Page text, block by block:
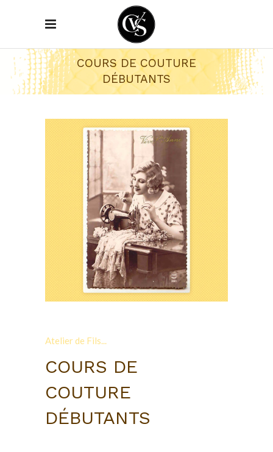
COURS DE COUTURE
DÉBUTANTS
Atelier de Fils...
COURS DE
COUTURE
DÉBUTANTS